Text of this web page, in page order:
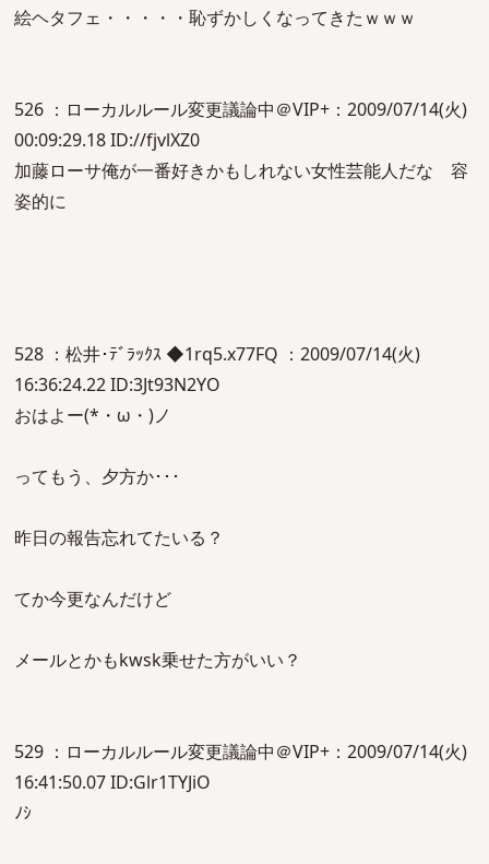
絵ヘタフェ・・・・・恥ずかしくなってきたｗｗｗ
526 ：ローカルルール変更議論中＠VIP+：2009/07/14(火)
00:09:29.18 ID://fjvlXZ0
加藤ローサ俺が一番好きかもしれない女性芸能人だな 容
姿的に
528 ：松井･ﾃﾞﾗｯｸｽ ◆1rq5.x77FQ ：2009/07/14(火)
16:36:24.22 ID:3Jt93N2YO
おはよー(*・ω・)ノ
ってもう、夕方か･･･
昨日の報告忘れてたいる？
てか今更なんだけど
メールとかもkwsk乗せた方がいい？
529 ：ローカルルール変更議論中＠VIP+：2009/07/14(火)
16:41:50.07 ID:Glr1TYJiO
ﾉｼ